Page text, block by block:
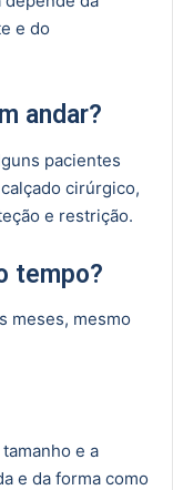
e do
andar?
pacientes
cirúrgico,
e restrição.
tempo?
meses, mesmo
e a
e da forma como